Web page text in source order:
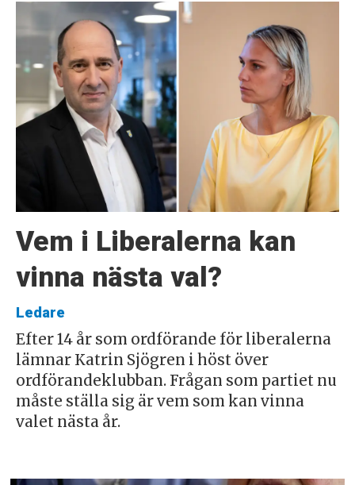
Vem i Liberalerna kan
vinna nästa val?
Ledare
Efter 14 år som ordförande för liberalerna
lämnar Katrin Sjögren i höst över
ordförandeklubban. Frågan som partiet nu
måste ställa sig är vem som kan vinna
valet nästa år.